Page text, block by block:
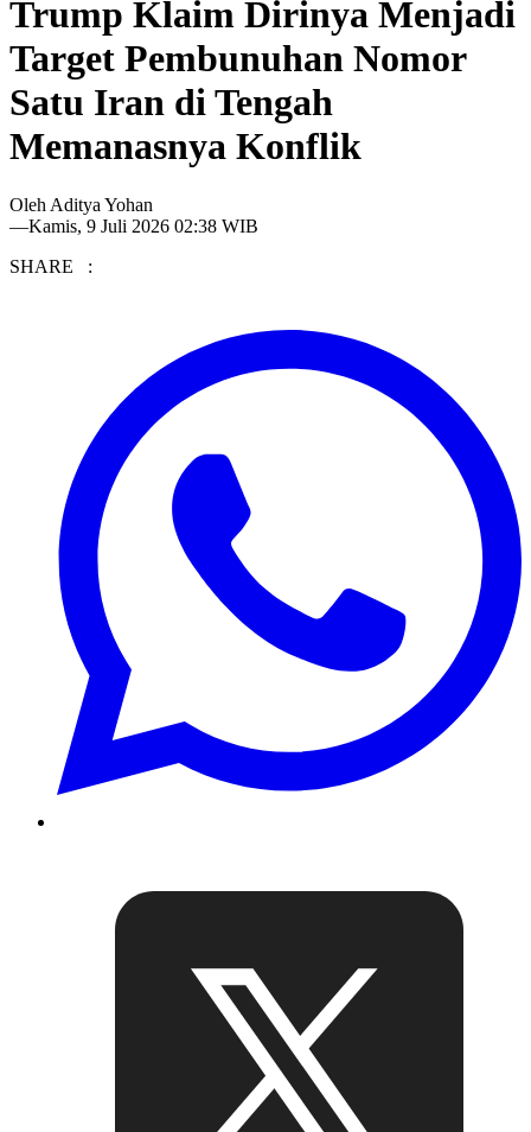
Trump Klaim Dirinya Menjadi
Target Pembunuhan Nomor
Satu Iran di Tengah
Memanasnya Konflik
Oleh Aditya Yohan
—Kamis, 9 Juli 2026 02:38 WIB
SHARE :